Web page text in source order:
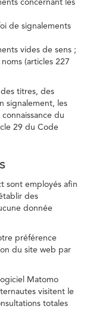
concernant les
de signalements
vides de sens ;
(articles 227
titres, des
signalement, les
du
29 du Code
sont employés afin
des
donnée
préférence
du site web par
Matomo
visitent le
totales